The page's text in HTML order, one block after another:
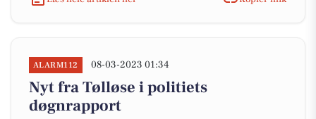
ALARM112 08-03-2023 01:34
Nyt fra Tølløse i politiets
døgnrapport